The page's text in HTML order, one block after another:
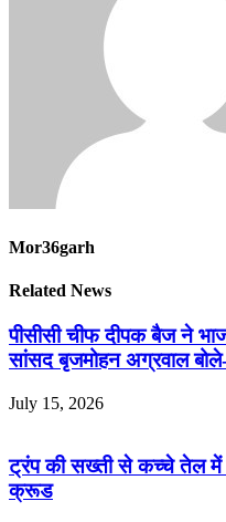
Mor36garh
Related News
पीसीसी चीफ दीपक बैज ने
सांसद बृजमोहन अग्रवाल
July 15, 2026
ट्रंप की सख्ती से कच्चे तेल में
क्रूड